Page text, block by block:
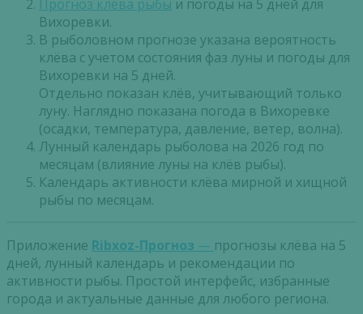
Прогноз клева рыбы и погоды на 5 дней для
Вихоревки.
В рыболовном прогнозе указана вероятность
клёва с учетом состояния фаз луны и погоды для
Вихоревки на 5 дней.
Отдельно показан клёв, учитывающий только
луну. Наглядно показана погода в Вихоревке
(осадки, температура, давление, ветер, волна).
Лунный календарь рыболова на 2026 год по
месяцам (влияние луны на клёв рыбы).
Календарь активности клёва мирной и хищной
рыбы по месяцам.
Приложение Ribxoz-Прогноз — прогнозы клёва на 5
дней, лунный календарь и рекомендации по
активности рыбы. Простой интерфейс, избранные
города и актуальные данные для любого региона.